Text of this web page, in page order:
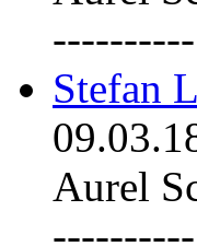
----------
Stefan
Aurel
----------